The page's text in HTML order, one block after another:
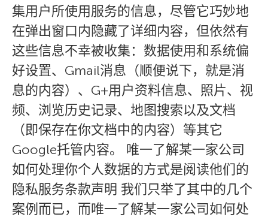
集用户所使用服务的信息，尽管它巧妙地
在弹出窗口内隐藏了详细内容，但依然有
这些信息不幸被收集：数据使用和系统偏
好设置、Gmail消息（顺便说下，就是消
息的内容）、G+用户资料信息、照片、视
频、浏览历史记录、地图搜索以及文档
（即保存在你文档中的内容）等其它
Google托管内容。 唯一了解某一家公司
如何处理你个人数据的方式是阅读他们的
隐私服务条款声明 我们只举了其中的几个
案例而已，而唯一了解某一家公司如何处